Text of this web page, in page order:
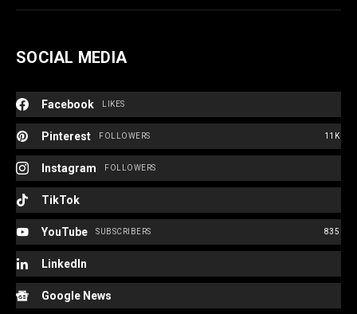
SOCIAL MEDIA
Facebook LIKES
Pinterest 11K
FOLLOWERS
Instagram FOLLOWERS
TikTok
YouTube 835
SUBSCRIBERS
LinkedIn
Google News